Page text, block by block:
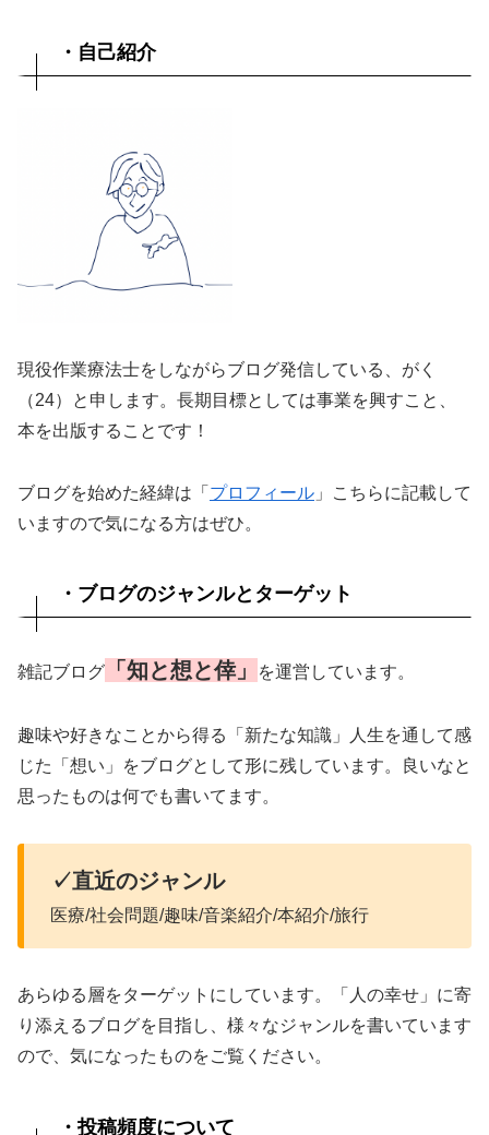
・自己紹介
現役作業療法士をしながらブログ発信している、がく
（24）と申します。長期目標としては事業を興すこと、
本を出版することです！
ブログを始めた経緯は「 プロフィール 」こちらに記載して
いますので気になる方はぜひ。
・ブログのジャンルとターゲット
雑記ブログ 「知と想と倖」 を運営しています。
趣味や好きなことから得る「新たな知識」人生を通して感
じた「想い」をブログとして形に残しています。良いなと
思ったものは何でも書いてます。
✓直近のジャンル
医療/社会問題/趣味/音楽紹介/本紹介/旅行
あらゆる層をターゲットにしています。「人の幸せ」に寄
り添えるブログを目指し、様々なジャンルを書いています
ので、気になったものをご覧ください。
・投稿頻度について